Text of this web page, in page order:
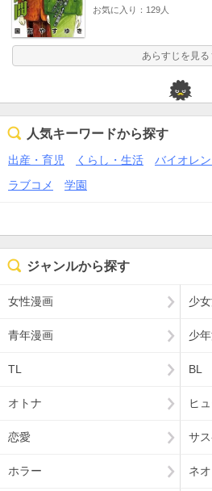
お気に入り：129人
あらすじを見
人気キーワードから探す
出産・育児 くらし・生活 バイオレン
ラブコメ
学園
ジャンルから探す
女性漫画 少
青年漫画 少
TL BL
オトナ ヒ
恋愛 サ
ホラー ネ